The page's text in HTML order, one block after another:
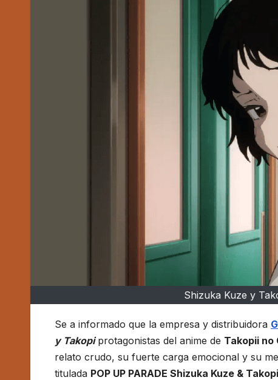
Shizuka Kuze y
Se a informado que la empresa y distribuidora
y Takopiprotagonistas del anime de Takopii no
relato crudo, su fuerte carga emocional y su
titulada POP UP PARADE Shizuka Kuze &